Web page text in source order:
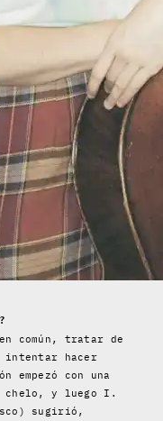
común, tratar de
intentar hacer
empezó con una
chelo, y luego I.
sugirió,